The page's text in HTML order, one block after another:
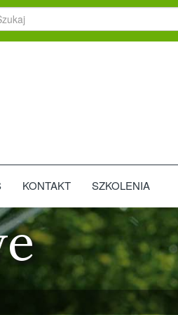
KONTAKT SZKOLENIA